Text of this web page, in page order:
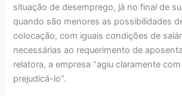
situação de desemprego, já no final de
quando são menores as possibilidades
colocação, com iguais condições de
necessárias ao requerimento de
relatora, a empresa “agiu claramente
prejudicá-lo”.